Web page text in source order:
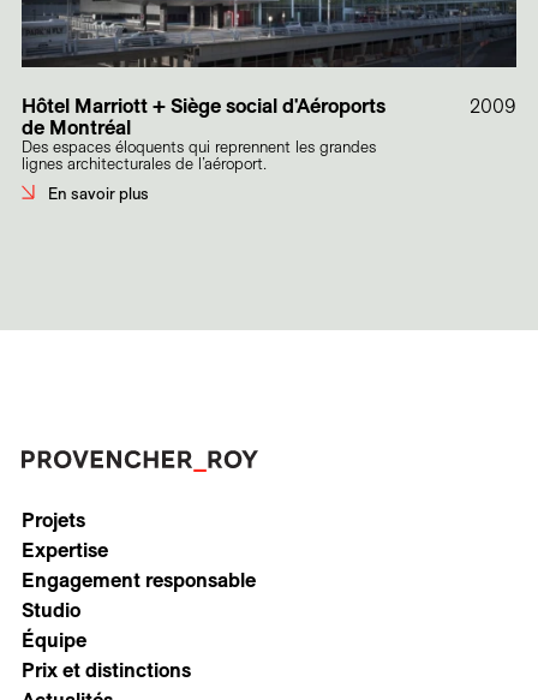
Hôtel Marriott + Siège social d'Aéroports
de Montréal
Des espaces éloquents qui reprennent les grandes
lignes architecturales de l’aéroport.
En savoir plus
2009
Projets
Expertise
Engagement responsable
Studio
Équipe
Prix et distinctions